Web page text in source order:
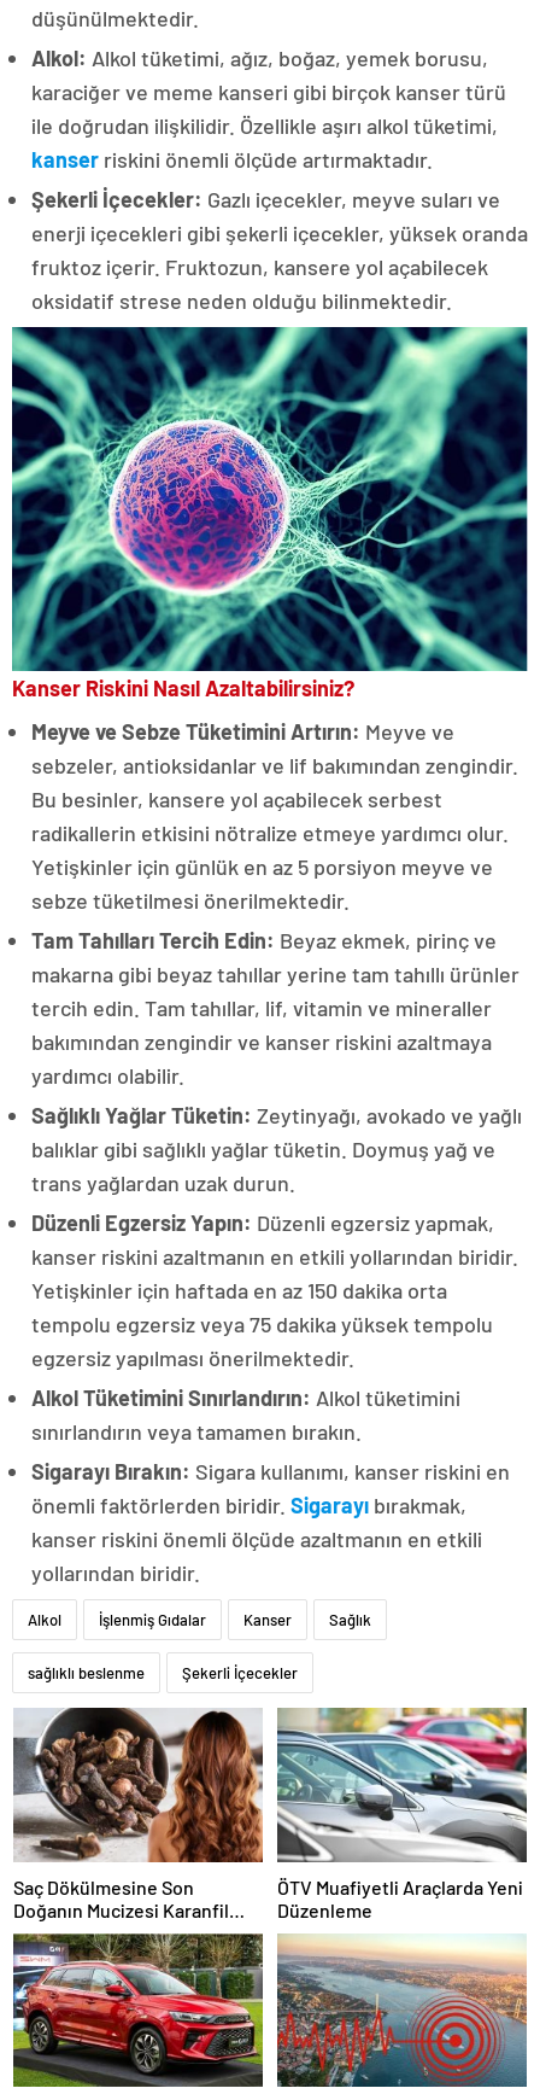
düşünülmektedir.
Alkol: Alkol tüketimi, ağız, boğaz, yemek borusu,
karaciğer ve meme kanseri gibi birçok kanser türü
ile doğrudan ilişkilidir. Özellikle aşırı alkol tüketimi,
kanser riskini önemli ölçüde artırmaktadır.
Şekerli İçecekler: Gazlı içecekler, meyve suları ve
enerji içecekleri gibi şekerli içecekler, yüksek oranda
fruktoz içerir. Fruktozun, kansere yol açabilecek
oksidatif strese neden olduğu bilinmektedir.
Kanser Riskini Nasıl Azaltabilirsiniz?
Meyve ve Sebze Tüketimini Artırın: Meyve ve
sebzeler, antioksidanlar ve lif bakımından zengindir.
Bu besinler, kansere yol açabilecek serbest
radikallerin etkisini nötralize etmeye yardımcı olur.
Yetişkinler için günlük en az 5 porsiyon meyve ve
sebze tüketilmesi önerilmektedir.
Tam Tahılları Tercih Edin: Beyaz ekmek, pirinç ve
makarna gibi beyaz tahıllar yerine tam tahıllı ürünler
tercih edin. Tam tahıllar, lif, vitamin ve mineraller
bakımından zengindir ve kanser riskini azaltmaya
yardımcı olabilir.
Sağlıklı Yağlar Tüketin: Zeytinyağı, avokado ve yağlı
balıklar gibi sağlıklı yağlar tüketin. Doymuş yağ ve
trans yağlardan uzak durun.
Düzenli Egzersiz Yapın: Düzenli egzersiz yapmak,
kanser riskini azaltmanın en etkili yollarından biridir.
Yetişkinler için haftada en az 150 dakika orta
tempolu egzersiz veya 75 dakika yüksek tempolu
egzersiz yapılması önerilmektedir.
Alkol Tüketimini Sınırlandırın: Alkol tüketimini
sınırlandırın veya tamamen bırakın.
Sigarayı Bırakın: Sigara kullanımı, kanser riskini en
önemli faktörlerden biridir. Sigarayı bırakmak,
kanser riskini önemli ölçüde azaltmanın en etkili
yollarından biridir.
Alkol İşlenmiş Gıdalar Kanser Sağlık
sağlıklı beslenme Şekerli İçecekler
Saç Dökülmesine Son
Doğanın Mucizesi Karanfil
Kürü
ÖTV Muafiyetli Araçlarda Yeni
Düzenleme